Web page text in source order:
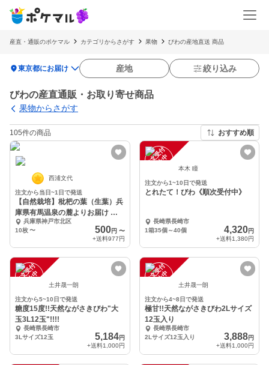
産直・通販のポケマル カテゴリからさがす 果物 びわの産地直送 商品
location_on東京都にお届け 産地 絞り込み
びわの産直通販・お取り寄せ商品
果物からさがす
105件の商品 おすすめ順
西浦文代
注文から当日~1日で発送
【自然栽培】枇杷の葉（生葉）兵
庫県有馬温泉の麓よりお届け ビ
ワ びわ
兵庫県神戸市北区
10枚〜 500円 〜
+送料977円
注
文
受
付
停
止
中 本木 瞳
注文から1~10日で発送
とれたて！びわ《順次受付中》
長崎県長崎市
1箱35個～40個
4,320円
+送料1,380円
注
文
受
付
停
止
中 土井晟一朗
注文から5~10日で発送
糖度15度!!天然ながさきびわ"大
玉3L12玉"!!!!
長崎県長崎市
3Lサイズ12玉
5,184円
+送料1,000円
注
文
受
付
停
止
中 土井晟一朗
注文から4~8日で発送
極甘!!天然ながさきびわ2Lサイズ
12玉入り
長崎県長崎市
2Lサイズ12玉入り
3,888円
+送料1,000円